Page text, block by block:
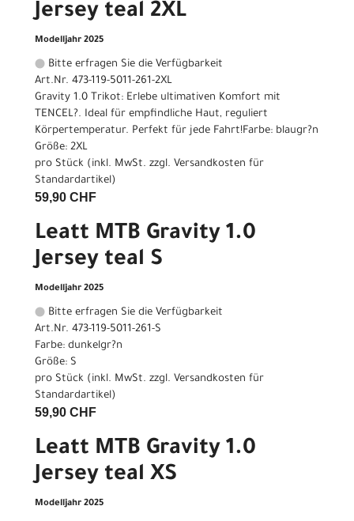
Jersey teal 2XL
Modelljahr 2025
Bitte erfragen Sie die Verfügbarkeit
Art.Nr. 473-119-5011-261-2XL
Gravity 1.0 Trikot: Erlebe ultimativen Komfort mit
TENCEL?. Ideal für empfindliche Haut, reguliert
Körpertemperatur. Perfekt für jede Fahrt!Farbe: blaugr?n
Größe: 2XL
pro Stück (inkl. MwSt. zzgl. Versandkosten für
Standardartikel)
59,90 CHF
Leatt MTB Gravity 1.0
Jersey teal S
Modelljahr 2025
Bitte erfragen Sie die Verfügbarkeit
Art.Nr. 473-119-5011-261-S
Farbe: dunkelgr?n
Größe: S
pro Stück (inkl. MwSt. zzgl. Versandkosten für
Standardartikel)
59,90 CHF
Leatt MTB Gravity 1.0
Jersey teal XS
Modelljahr 2025